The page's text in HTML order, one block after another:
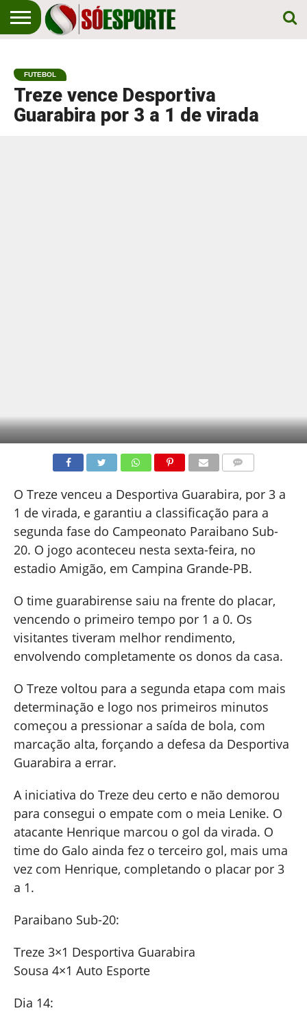
EM
PRIMEIRO
ESPORTE
FUTEBOL
Treze vence Desportiva
Guarabira por 3 a 1 de virada
O Treze venceu a Desportiva Guarabira, por 3 a
1 de virada, e garantiu a classificação para a
segunda fase do Campeonato Paraibano Sub-
20. O jogo aconteceu nesta sexta-feira, no
estadio Amigão, em Campina Grande-PB.
O time guarabirense saiu na frente do placar,
vencendo o primeiro tempo por 1 a 0. Os
visitantes tiveram melhor rendimento,
envolvendo completamente os donos da casa.
O Treze voltou para a segunda etapa com mais
determinação e logo nos primeiros minutos
começou a pressionar a saída de bola, com
marcação alta, forçando a defesa da Desportiva
Guarabira a errar.
A iniciativa do Treze deu certo e não demorou
para consegui o empate com o meia Lenike. O
atacante Henrique marcou o gol da virada. O
time do Galo ainda fez o terceiro gol, mais uma
vez com Henrique, completando o placar por 3
a 1.
Paraibano Sub-20:
Treze 3×1 Desportiva Guarabira
Sousa 4×1 Auto Esporte
Dia 14: